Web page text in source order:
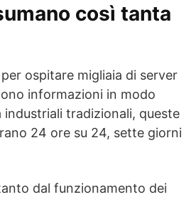
così tanta
ospitare migliaia di server
informazioni in modo
tradizionali, queste
24 ore su 24, sette giorni
dal funzionamento dei